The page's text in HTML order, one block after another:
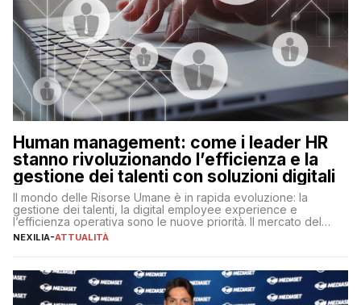
Human management: come i leader HR
stanno rivoluzionando l’efficienza e la
gestione dei talenti con soluzioni digitali
Il mondo delle Risorse Umane è in rapida evoluzione: la
gestione dei talenti, la digital employee experience e
l’efficienza operativa sono le nuove priorità. Il mercato del
lavoro, d’altra parte, è sempre più competitivo con una lotta
NEXILIA-ATTUALITÀ